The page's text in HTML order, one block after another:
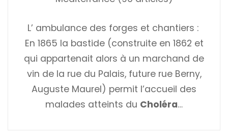
L’ ambulance des forges et chantiers :
En 1865 la bastide (construite en 1862 et
qui appartenait alors à un marchand de
vin de la rue du Palais, future rue Berny,
Auguste Maurel) permit l’accueil des
malades atteints du Choléra…